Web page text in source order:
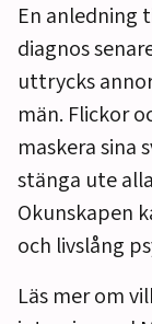
En anledning
diagnos
uttrycks
män. Flickor
maskera sina
stänga ute
Okunskapen
och livslång
Läs mer om